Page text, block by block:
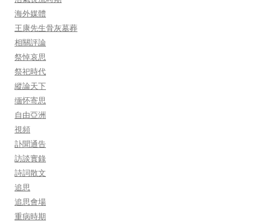
海外媒體
王康先生骨灰墓葬
相關評論
祭悼哀思
祭祀時代
縱論天下
缅怀寄思
自由亞洲
視頻
訃聞通告
訪談實錄
詩詞散文
追思
追思會場
重病時期